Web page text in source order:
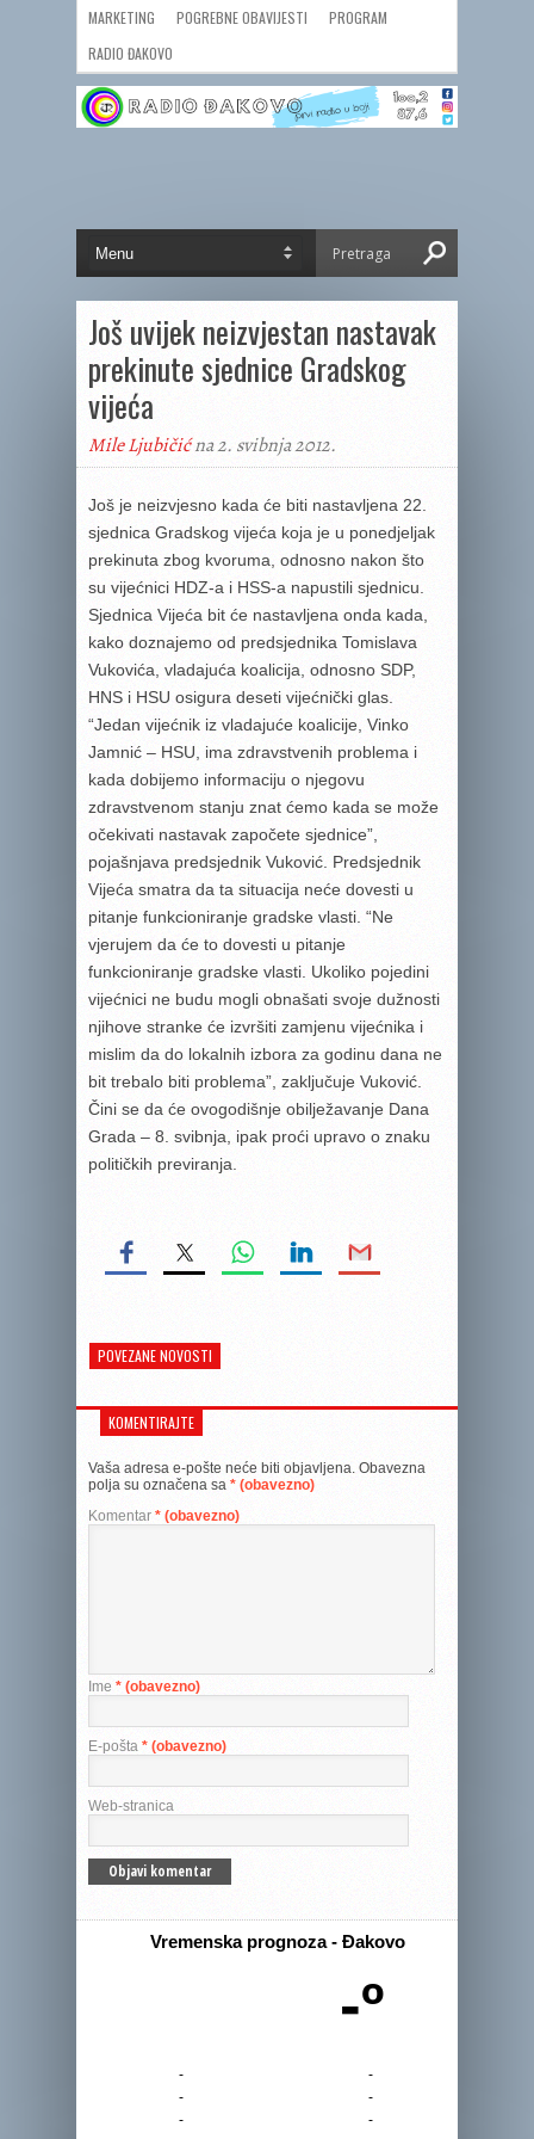
MARKETING POGREBNE OBAVIJESTI
PROGRAM
RADIO ĐAKOVO
Još uvijek neizvjestan nastavak
prekinute sjednice Gradskog
vijeća
Mile Ljubičićna 2. svibnja 2012.
Još je neizvjesno kada će biti nastavljena 22.
sjednica Gradskog vijeća koja je u ponedjeljak
prekinuta zbog kvoruma, odnosno nakon što
su vijećnici HDZ-a i HSS-a napustili sjednicu.
Sjednica Vijeća bit će nastavljena onda kada,
kako doznajemo od predsjednika Tomislava
Vukovića, vladajuća koalicija, odnosno SDP,
HNS i HSU osigura deseti vijećnički glas.
“Jedan vijećnik iz vladajuće koalicije, Vinko
Jamnić – HSU, ima zdravstvenih problema i
kada dobijemo informaciju o njegovu
zdravstvenom stanju znat ćemo kada se može
očekivati nastavak započete sjednice”,
pojašnjava predsjednik Vuković. Predsjednik
Vijeća smatra da ta situacija neće dovesti u
pitanje funkcioniranje gradske vlasti. “Ne
vjerujem da će to dovesti u pitanje
funkcioniranje gradske vlasti. Ukoliko pojedini
vijećnici ne budu mogli obnašati svoje dužnosti
njihove stranke će izvršiti zamjenu vijećnika i
mislim da do lokalnih izbora za godinu dana ne
bit trebalo biti problema”, zaključuje Vuković.
Čini se da će ovogodišnje obilježavanje Dana
Grada – 8. svibnja, ipak proći upravo o znaku
političkih previranja.
POVEZANE NOVOSTI
KOMENTIRAJTE
Vaša adresa e-pošte neće biti objavljena. Obavezna
polja su označena sa * (obavezno)
Komentar * (obavezno)
Ime * (obavezno)
E-pošta * (obavezno)
Web-stranica
Vremenska prognoza - Đakovo
-º
-
-
-
-
-
-